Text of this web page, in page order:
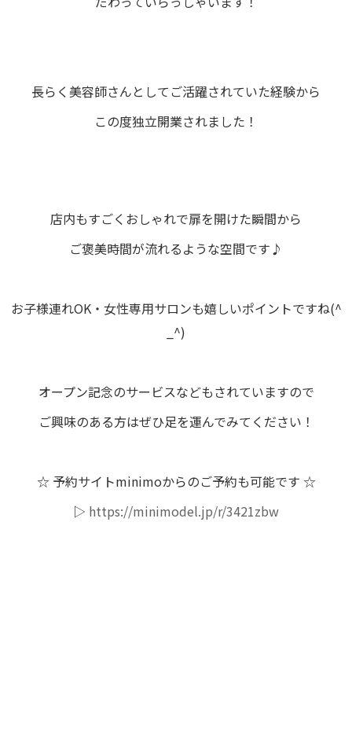
長らく美容師さんとしてご活躍されていた経験から
この度独立開業されました！
店内もすごくおしゃれで扉を開けた瞬間から
ご褒美時間が流れるような空間です♪
お子様連れOK・女性専用サロンも嬉しいポイントですね(^
_^)
オープン記念のサービスなどもされていますので
ご興味のある方はぜひ足を運んでみてください！
☆ 予約サイトminimoからのご予約も可能です ☆
▷ https://minimodel.jp/r/3421zbw